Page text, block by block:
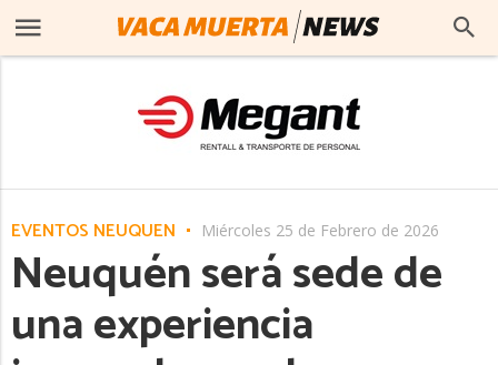
EVENTOS NEUQUEN Miércoles 25 de Febrero de 2026
Neuquén será sede de
una experiencia